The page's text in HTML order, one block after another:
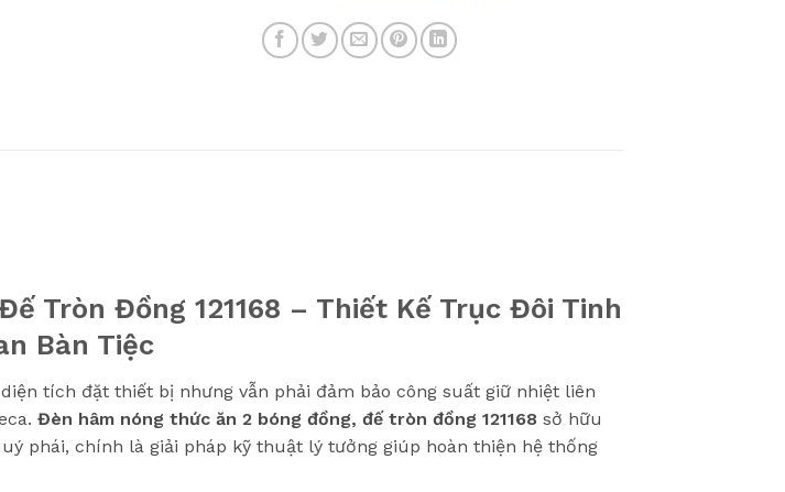
Tròn Đồng 121168 – Thiết Kế Trục Đôi Tinh
Bàn Tiệc
tích đặt thiết bị nhưng vẫn phải đảm bảo công suất giữ nhiệt liên
Đèn hâm nóng thức ăn 2 bóng đồng, đế tròn đồng 121168 sở hữu
phái, chính là giải pháp kỹ thuật lý tưởng giúp hoàn thiện hệ thống